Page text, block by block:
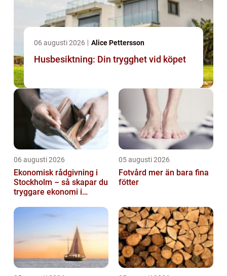
06 augusti 2026 Alice Pettersson
Husbesiktning: Din trygghet vid köpet
06 augusti 2026
Ekonomisk rådgivning i
Stockholm – så skapar du
tryggare ekonomi i
05 augusti 2026
Fotvård mer än bara fina
fötter